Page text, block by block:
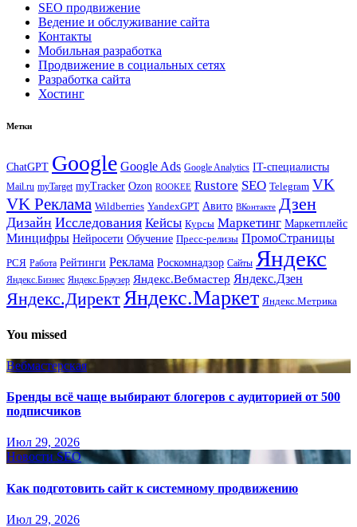
SEO продвижение
Ведение и обслуживание сайта
Контакты
Мобильная разработка
Продвижение в социальных сетях
Разработка сайта
Хостинг
Метки
ChatGPT Google Google Ads Google Analytics IT-специалисты
Mail.ru myTarget myTracker Ozon ROOKEE Rustore SEO Telegram VK
VK Реклама Wildberries YandexGPT Авито ВКонтакте Дзен
Дизайн Исследования Кейсы Курсы Маркетинг Маркетплейс
Минцифры Нейросети Обучение Пресс-релизы ПромоСтраницы
РСЯ Работа Рейтинги Реклама Роскомнадзор Сайты Яндекс
Яндекс.Бизнес Яндекс.Браузер Яндекс.Вебмастер Яндекс.Дзен
Яндекс.ДиректЯндекс.Маркет Яндекс.Метрика
You missed
Вебмастерская
Бренды всё чаще выбирают блогеров с аудиторией от 500
подписчиков
Июл 29, 2026
Новости SEO
Как подготовить сайт к системному продвижению
Июл 29, 2026